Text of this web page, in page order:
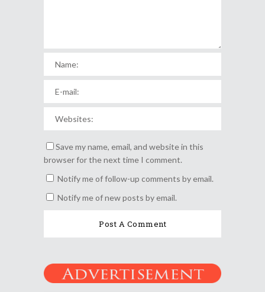
Save my name, email, and website in this
browser for the next time I comment.
Notify me of follow-up comments by email.
Notify me of new posts by email.